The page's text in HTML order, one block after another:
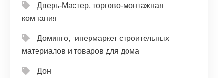
Дверь-Мастер, торгово-монтажная
компания
Доминго, гипермаркет строительных
материалов и товаров для дома
Дон